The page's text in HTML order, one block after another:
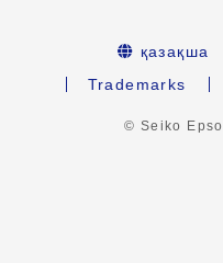
қазақша
Trademarks
© Seiko